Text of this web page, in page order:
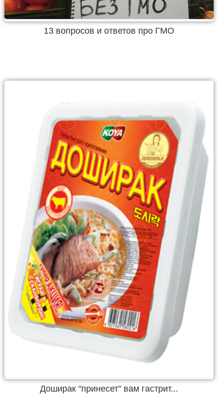
13 вопросов и ответов про ГМО
Доширак "принесет" вам гастрит...